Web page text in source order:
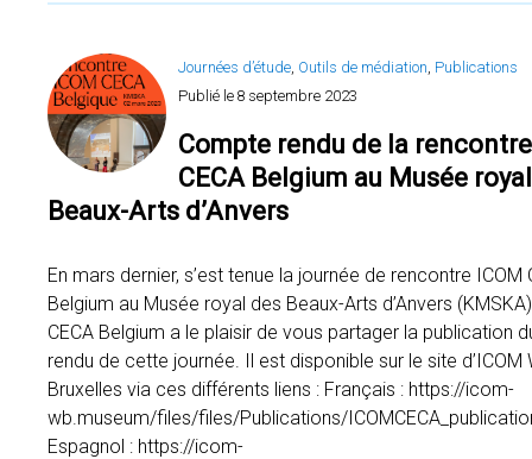
Journées d’étude, Outils de médiation, Publications
Publié le 8 septembre 2023
Compte rendu de la
CECA Belgium au Musée
Beaux-Arts d’Anvers
En mars dernier, s’est tenue la journée de rencontre ICOM
Belgium au Musée royal des Beaux-Arts d’Anvers
CECA Belgium a le plaisir de vous partager la publication
rendu de cette journée. Il est disponible sur le site d’ICOM
Bruxelles via ces différents liens : Français : https://icom-
wb.museum/files/files/Publications/
Espagnol : https://icom-